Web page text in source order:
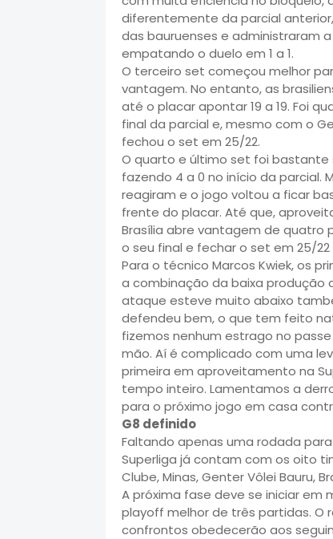
diferentemente da parcial
das bauruenses e administraram
empatando o duelo em 1 a 1.
O terceiro set começou melhor
vantagem. No entanto, as
até o placar apontar 19 a 19. Foi
final da parcial e, mesmo com o
fechou o set em 25/22.
O quarto e último set foi bastante
fazendo 4 a 0 no início da parcial.
reagiram e o jogo voltou a ficar
frente do placar. Até que,
Brasília abre vantagem de quatro
o seu final e fechar o set em 25/22
Para o técnico Marcos Kwiek, os
a combinação da baixa produção
ataque esteve muito abaixo
defendeu bem, o que tem feito
fizemos nenhum estrago no
mão. Aí é complicado com uma
primeira em aproveitamento na
tempo inteiro. Lamentamos a
para o próximo jogo em casa
G8 definido
Faltando apenas uma rodada
Superliga já contam com os oito
Clube, Minas, Genter Vôlei Bauru,
A próxima fase deve se iniciar
playoff melhor de três partidas.
confrontos obedecerão aos